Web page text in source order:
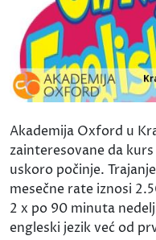
Akademija Oxford u
zainteresovane da
uskoro počinje.
mesečne rate iznosi
2 x po 90 minuta
engleski jezik već od